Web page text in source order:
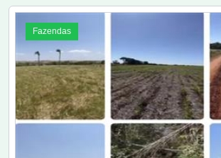
Fazendas